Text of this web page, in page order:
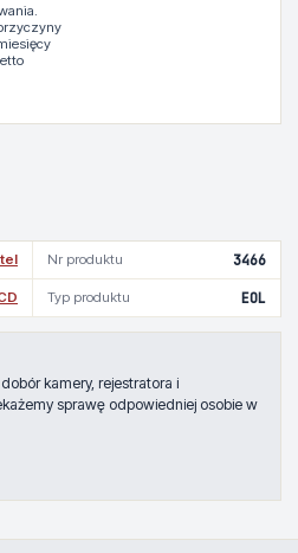
Nr produktu 3466
Typ produktu EOL
kamery, rejestratora i
sprawę odpowiedniej osobie w